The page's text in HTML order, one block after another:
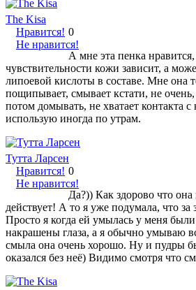
The Kisa
Нравится!
Не нравится!
0
А мне эта пенка
чувствительности кожи зависит, а
липоевой кислоты в составе. Мне она
пощипывает, смывает кстати, не
потом домывать, не хватает контакта
использую иногда по утрам.
Тутта Ларсен
Нравится!
Не нравится!
0
Да?)) Как здорово что она
действует! А то я уже подумала, что за
Просто я когда ей умылась у меня
накрашены глаза, а я обычно умываю
смыла она очень хорошо. Ну и пудры
оказался без неё) Видимо смотря что